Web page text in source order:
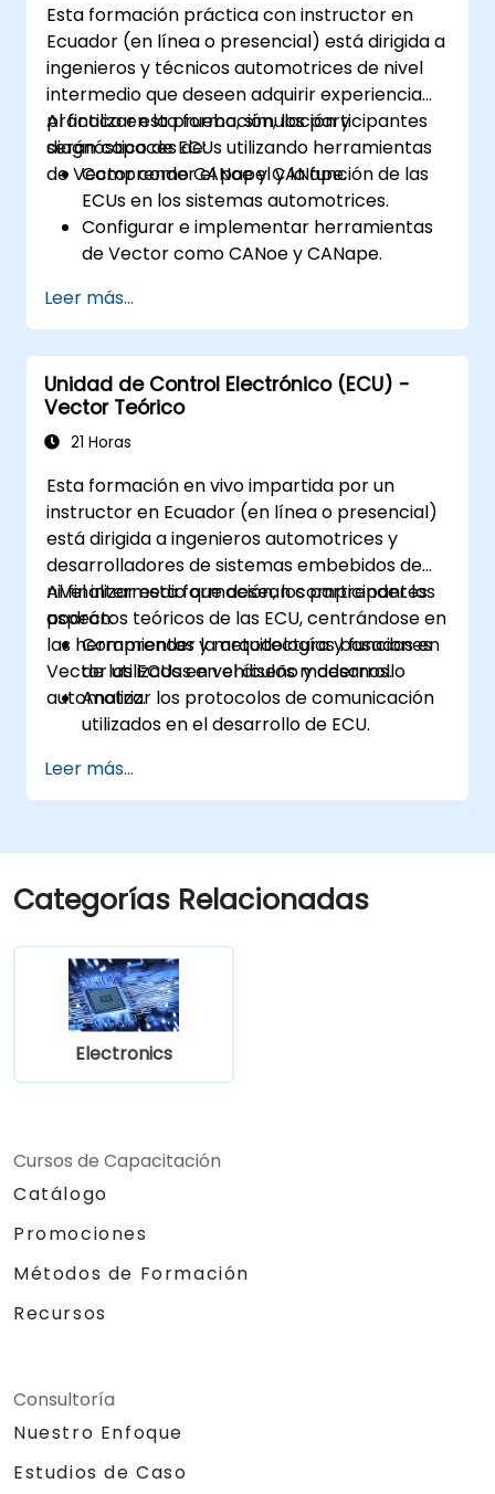
Esta formación práctica con instructor en
Ecuador (en línea o presencial) está dirigida a
ingenieros y técnicos automotrices de nivel
intermedio que deseen adquirir experiencia
práctica en la prueba, simulación y
diagnóstico de ECUs utilizando herramientas
de Vector como CANoe y CANape.
Al finalizar esta formación, los participantes
serán capaces de:
Comprender el papel y la función de las
ECUs en los sistemas automotrices.
Configurar e implementar herramientas
de Vector como CANoe y CANape.
ECUs en redes CAN y LIN.
Analizar datos y realizar diagnósticos en
ECUs.
Crear casos de prueba y automatizar
flujos de trabajo de pruebas.
Calibrar y optimizar ECUs mediante
Leer más...
Unidad de Control Electrónico (ECU) -
Vector Teórico
21 Horas
Esta formación en vivo impartida por un
instructor en Ecuador (en línea o presencial)
está dirigida a ingenieros automotrices y
desarrolladores de sistemas embebidos de
nivel intermedio que desean comprender los
aspectos teóricos de las ECU, centrándose en
las herramientas y metodologías basadas en
Vector utilizadas en el diseño y desarrollo
automotriz.
Al finalizar esta formación, los participantes
podrán:
Comprender la arquitectura y funciones
de las ECUs en vehículos modernos.
Analizar los protocolos de comunicación
utilizados en el desarrollo de ECU.
Vector y sus aplicaciones teóricas.
Aplicar principios de desarrollo basado en
Leer más...
Categorías Relacionadas
Electronics
Cursos de Capacitación
Catálogo
Promociones
Métodos de Formación
Recursos
Consultoría
Nuestro Enfoque
Estudios de Caso